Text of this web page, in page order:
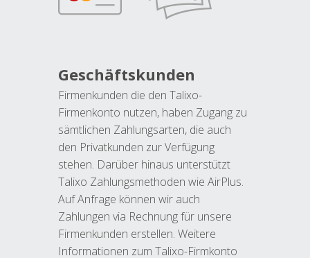
Geschäftskunden
Firmenkunden die den Talixo-
Firmenkonto nutzen, haben Zugang zu
sämtlichen Zahlungsarten, die auch
den Privatkunden zur Verfügung
stehen. Darüber hinaus unterstützt
Talixo Zahlungsmethoden wie AirPlus.
Auf Anfrage können wir auch
Zahlungen via Rechnung für unsere
Firmenkunden erstellen. Weitere
Informationen zum Talixo-Firmkonto